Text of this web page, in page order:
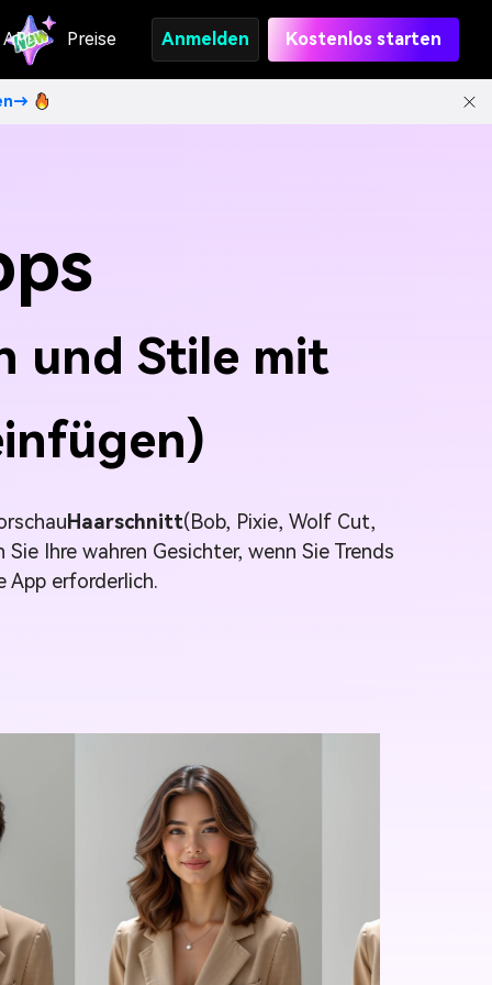
API Preise Anmelden Kostenlos starten
und Stile mit
Haarschnitt(Bob, Pixie, Wolf Cut,
Ihre wahren Gesichter, wenn Sie Trends
App erforderlich.